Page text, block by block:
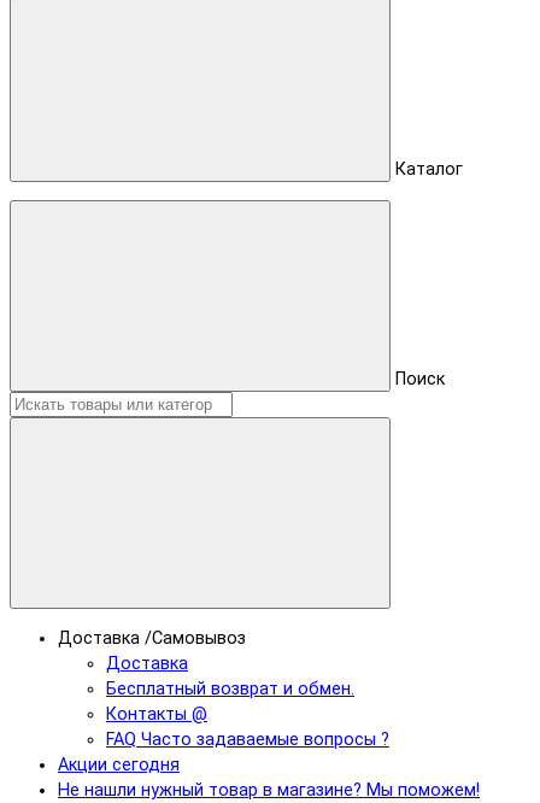
Каталог
Поиск
Доставка /Самовывоз
Доставка
Бесплатный возврат и обмен.
Контакты @
FAQ Часто задаваемые вопросы ?
Акции сегодня
Не нашли нужный товар в магазине? Мы поможем!